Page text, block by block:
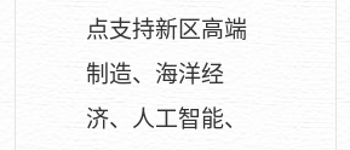
点支持新区高端
制造、海洋经
济、人工智能、